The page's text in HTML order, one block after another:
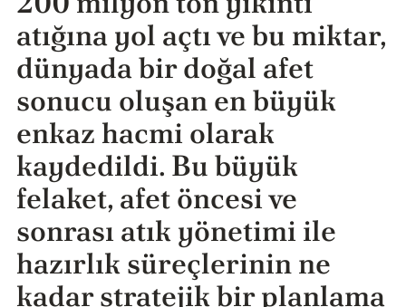
atığına yol açtı ve bu miktar,
dünyada bir doğal afet
sonucu oluşan en büyük
enkaz hacmi olarak
kaydedildi. Bu büyük
felaket, afet öncesi ve
sonrası atık yönetimi ile
hazırlık süreçlerinin ne
kadar stratejik bir planlama